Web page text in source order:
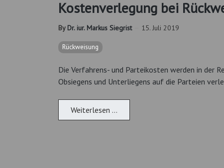
Kostenverlegung bei
By Dr. iur. Markus Siegrist 15. Juli 2019
Rückweisung
Die Verfahrens- und Parteikosten werden in der
Obsiegens und Unterliegens auf die Parteien
Weiterlesen …